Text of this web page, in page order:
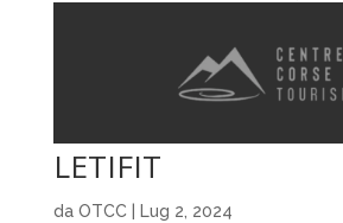
LETIFIT
da OTCC| Lug 2, 2024